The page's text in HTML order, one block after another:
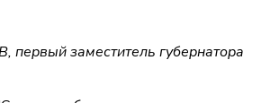
заместитель губернатора